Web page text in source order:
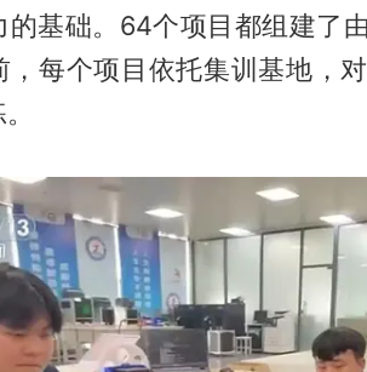
的基础。64个项目都组建了
，每个项目依托集训基地，